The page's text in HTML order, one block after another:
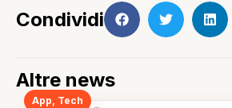
Condividi
Altre news
App, Tech